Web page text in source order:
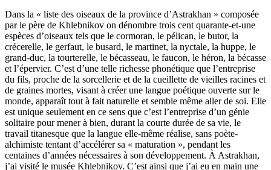
Dans la « liste des oiseaux de la province d’Astrakhan » composée
par le père de Khlebnikov on dénombre trois cent quarante-et-une
espèces d’oi­seaux tels que le cormoran, le pélican, le butor, la
crécerelle, le gerfaut, le busard, le martinet, la nyctale, la huppe, le
grand-duc, la tourterelle, le bécas­seau, le faucon, le héron, la bécasse
et l’épervier. C’est d’une telle richesse phonétique que l’entreprise
du fils, proche de la sorcellerie et de la cueillette de vieilles racines et
de graines mortes, visant à créer une langue poétique ouverte sur le
monde, apparaît tout à fait naturelle et semble même aller de soi. Elle
est unique seulement en ce sens que c’est l’entreprise d’un génie
solitaire pour mener à bien, durant la courte durée de sa vie, le
travail titanesque que la langue elle-même réalise, sans poète-
alchimiste tentant d’accélérer sa « maturation », pendant les
centaines d’années nécessaires à son développement. À Astrakhan,
j’ai visité le musée Khlebnikov. C’est ainsi que j’ai eu en main une